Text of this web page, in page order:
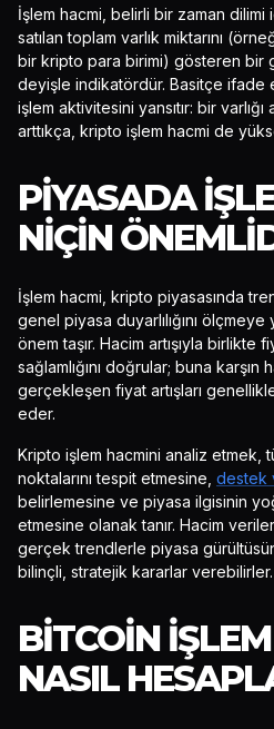
İşlem hacmi, belirli bir zaman dilimi
satılan toplam varlık miktarını
bir kripto para birimi) gösteren bir
deyişle indikatördür. Basitçe ifade
işlem aktivitesini yansıtır: bir varlığı
arttıkça, kripto işlem hacmi de
PIYASADA
NIÇIN
İşlem hacmi, kripto piyasasında
genel piyasa duyarlılığını
önem taşır. Hacim artışıyla birlikte
sağlamlığını doğrular; buna
gerçekleşen fiyat artışları
eder.
Kripto işlem hacmini analiz etmek,
noktalarını tespit etmesine, destek
belirlemesine ve piyasa ilgisinin
etmesine olanak tanır. Hacim
gerçek trendlerle piyasa
bilinçli, stratejik kararlar verebilirler.
BITCOIN
NASIL